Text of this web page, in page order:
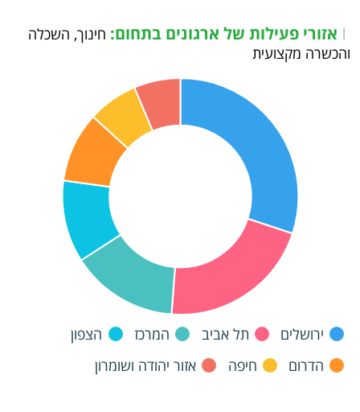
| אזורי פעילות של ארגונים בתחום: חינוך, השכלה
והכשרה מקצועית
ירושלים תל אביב המרכז
הצפון
הדרום
חיפה אזור יהודה ושומרון